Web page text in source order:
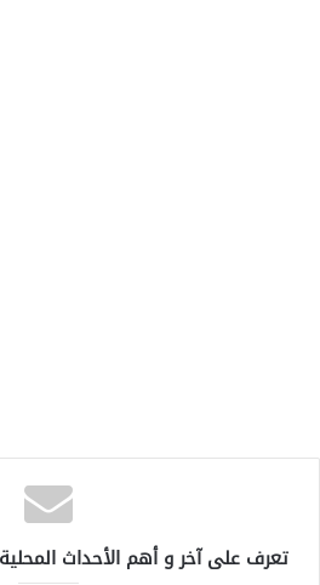
تعرف على آخر و أهم الأحداث